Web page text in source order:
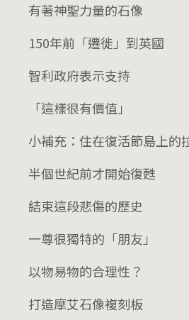
有著神聖力量的石像
150年前「遷徙」到英國
智利政府表示支持
「這樣很有價值」
小補充：住在復活節島上的
半個世紀前才開始復甦
結束這段悲傷的歷史
一尊很獨特的「朋友」
以物易物的合理性？
打造摩艾石像複刻板